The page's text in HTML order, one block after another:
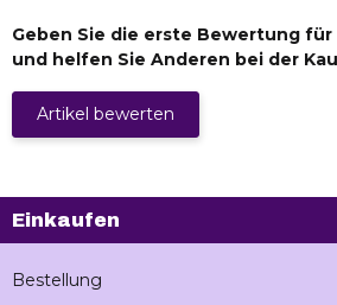
Geben Sie die erste Bewertung
und helfen Sie Anderen bei der
Artikel bewerten
Einkaufen
Bestellung